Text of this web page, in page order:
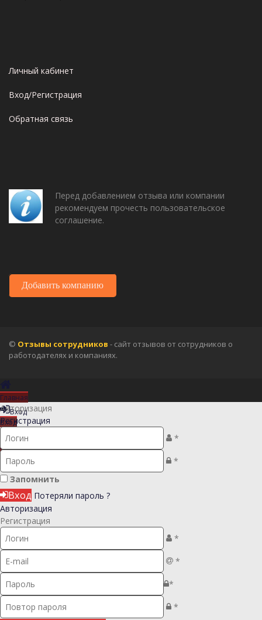
Личный кабинет
Вход/Регистрация
Обратная связь
Перед добавлением отзыва или компании
рекомендуем прочесть пользовательское
соглашение.
Добавить компанию
© Отзывы сотрудников - сайт отзывов от сотрудников о
работодателях и компаниях.
Главная
Вход
Вход
Регистрация
Регистрация
Авторизация
Регистрация
*
*
Запомнить
Вход Потеряли пароль ?
Авторизация
Регистрация
*
*
*
*